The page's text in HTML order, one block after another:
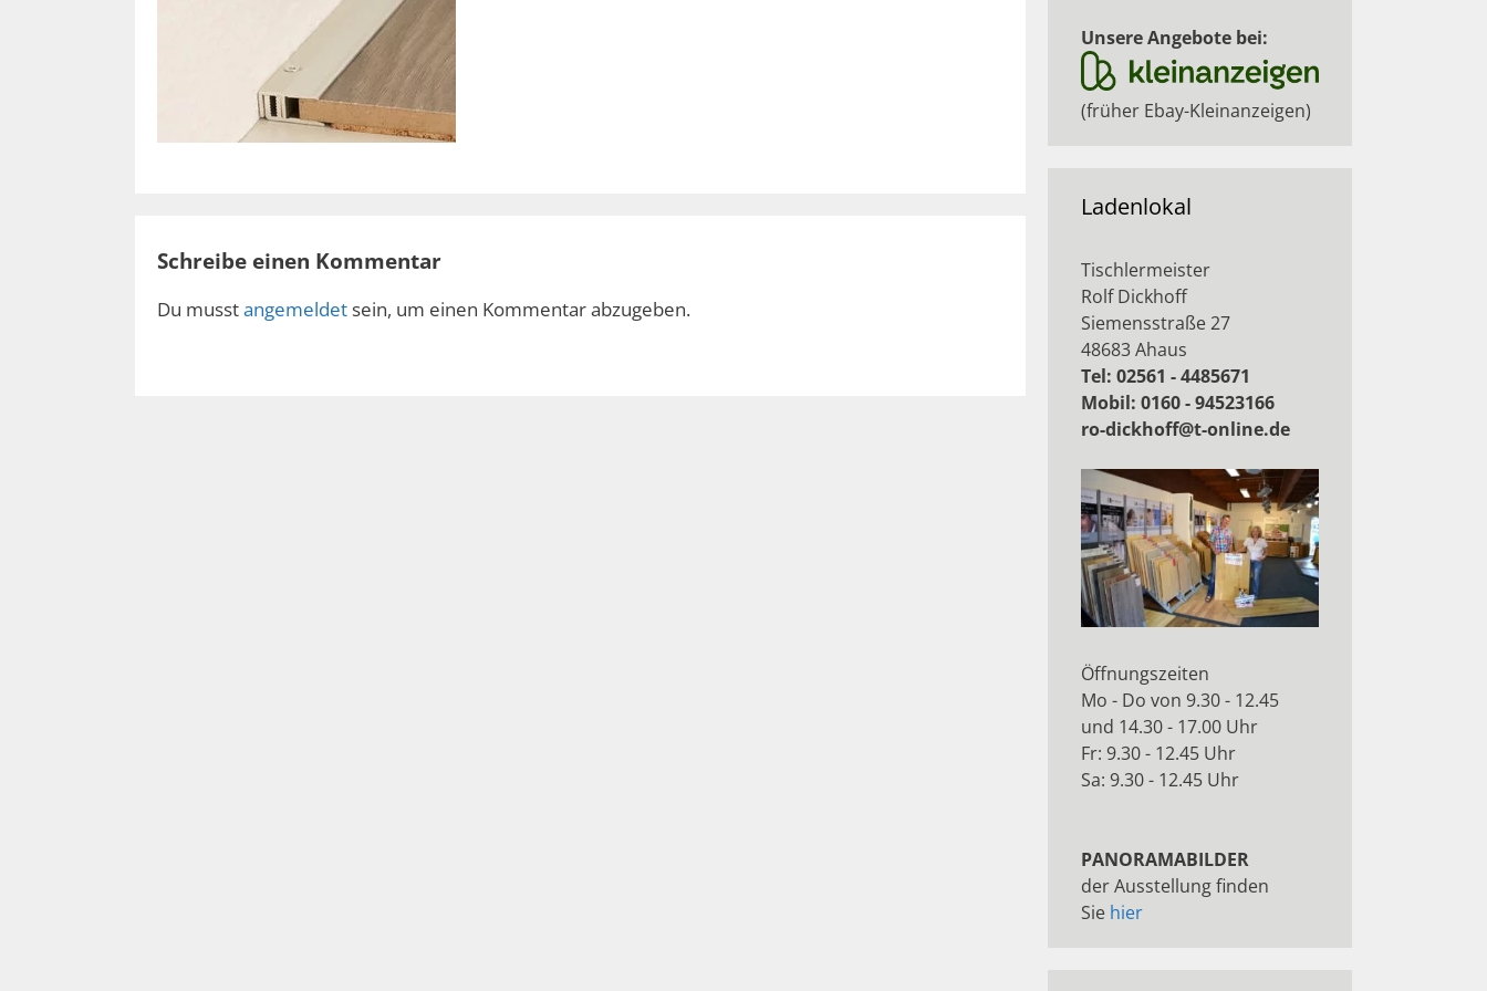
Schreibe einen Kommentar
Du musstangemeldet sein, um einen Kommentar abzugeben.
Unsere Angebote bei:
(früher Ebay-Kleinanzeigen)
Ladenlokal
Tischlermeister
Rolf Dickhoff
Siemensstraße 27
48683 Ahaus
Tel: 02561 - 4485671
Mobil: 0160 - 94523166
ro-dickhoff@t-online.de
Öffnungszeiten
Mo - Do von 9.30 - 12.45
und 14.30 - 17.00 Uhr
Fr: 9.30 - 12.45 Uhr
Sa: 9.30 - 12.45 Uhr
PANORAMABILDER
der Ausstellung finden
Sie hier